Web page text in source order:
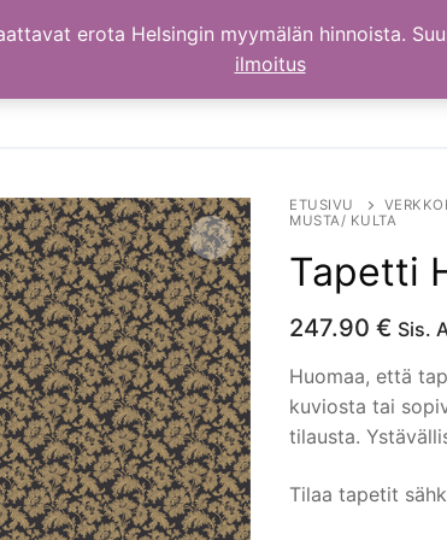
ETUSIVU
MUSTA/ KULTA
Tapetti
247.90 € Sis.
Huomaa, että
kuviosta tai
tilausta.
Tilaa tapetit
erota Helsingin myymälän hinnoista.
ilmoitus